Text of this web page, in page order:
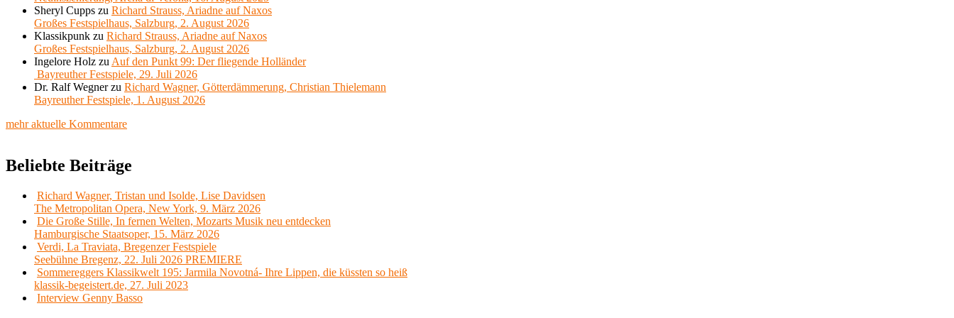
Sheryl Cupps zu Richard Strauss, Ariadne auf Naxos
Großes Festspielhaus, Salzburg, 2. August 2026
Klassikpunk zu Richard Strauss, Ariadne auf Naxos
Großes Festspielhaus, Salzburg, 2. August 2026
Ingelore Holz zu Auf den Punkt 99: Der fliegende Holländer
Bayreuther Festspiele, 29. Juli 2026
Dr. Ralf Wegnerzu Richard Wagner, Götterdämmerung, Christian Thielemann
Bayreuther Festspiele, 1. August 2026
mehr aktuelle Kommentare
Beliebte Beiträge
Richard Wagner, Tristan und Isolde, Lise Davidsen
The Metropolitan Opera, New York, 9. März 2026
Die Große Stille, In fernen Welten, Mozarts Musik neu entdecken
Hamburgische Staatsoper, 15. März 2026
Verdi, La Traviata, Bregenzer Festspiele
Seebühne Bregenz, 22. Juli 2026 PREMIERE
Sommereggers Klassikwelt 195: Jarmila Novotná- Ihre Lippen, die küssten so heiß
klassik-begeistert.de, 27. Juli 2023
Interview Genny Basso